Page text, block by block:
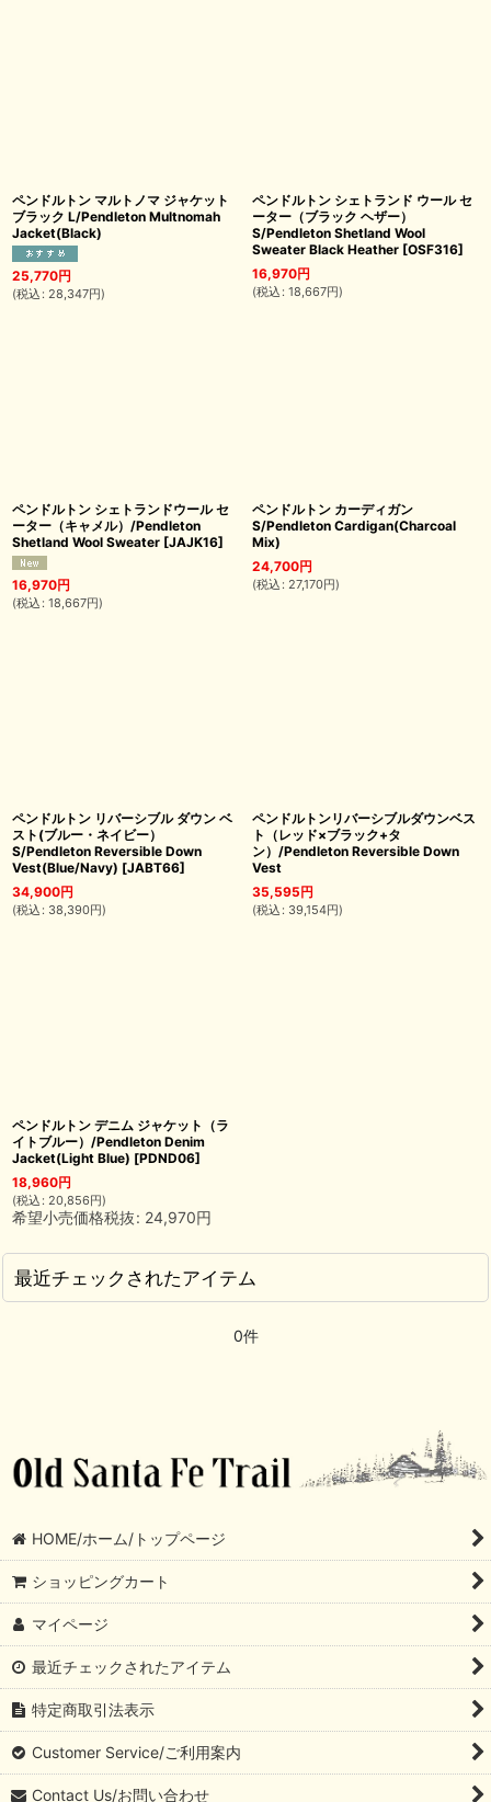
ペンドルトン マルトノマ ジャケット
ブラック L/Pendleton Multnomah
Jacket(Black)
25,770円
(税込 : 28,347円)
ペンドルトン シェトランド ウール セ
ーター（ブラック ヘザー）
S/Pendleton Shetland Wool
Sweater Black Heather [OSF316]
16,970円
(税込 : 18,667円)
ペンドルトン シェトランドウール セ
ーター（キャメル）/Pendleton
Shetland Wool Sweater [JAJK16]
16,970円
(税込 : 18,667円)
ペンドルトン カーディガン
S/Pendleton Cardigan(Charcoal
Mix)
24,700円
(税込 : 27,170円)
ペンドルトン リバーシブル ダウン ベ
スト(ブルー・ネイビー）
S/Pendleton Reversible Down
Vest(Blue/Navy) [JABT66]
34,900円
(税込 : 38,390円)
ペンドルトンリバーシブルダウンベス
ト（レッド×ブラック+タ
ン）/Pendleton Reversible Down
Vest
35,595円
(税込 : 39,154円)
ペンドルトン デニム ジャケット（ラ
イトブルー）/Pendleton Denim
Jacket(Light Blue) [PDND06]
18,960円
(税込 : 20,856円)
希望小売価格税抜: 24,970円
最近チェックされたアイテム
0件
HOME/ホーム/トップページ
ショッピングカート
マイページ
最近チェックされたアイテム
特定商取引法表示
Customer Service/ご利用案内
Contact Us/お問い合わせ